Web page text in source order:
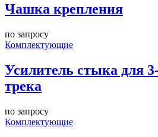
Чашка крепления
по запросу
Комплектующие
Усилитель стыка для
трека
по запросу
Комплектующие